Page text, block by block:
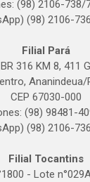
(98) 2106-738/
(98) 2106-
Filial Pará
316 KM 8, 411
Ananindeua/
CEP 67030-000
(98) 98481-
(98) 2106-
Filial Tocantins
- Lote